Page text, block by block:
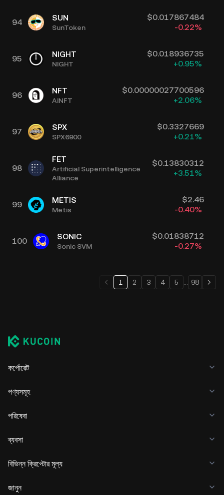
94 SUN
SunToken
$0.017867484
-0.22%
95 NIGHT
NIGHT
$0.018936735
+0.95%
96 NFT
AINFT
$0.00000027700596
+2.06%
97 SPX
SPX6900
$0.3327669
+0.21%
98
FET
Artificial Superintelligence
Alliance
$0.13830312
+3.51%
99 METIS
Metis
$2.46
-0.40%
100 SONIC
Sonic SVM
$0.01838712
-0.27%
1 2 3 4 5 98
কর্পোরেট
পণ্যসমূহ
পরিষেবা
ব্যবসা
বিভিন্ন ক্রিপ্টোর মূল্য
জানুন